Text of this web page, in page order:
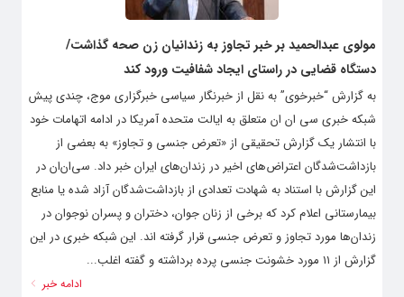
مولوی عبدالحمید بر خبر تجاوز به زندانیان زن صحه گذاشت/
دستگاه قضایی در راستای ایجاد شفافیت ورود کند
به گزارش “خبرخوی” به نقل از خبرنگار سیاسی خبرگزاری موج، چندی پیش
شبکه خبری سی ان ان متعلق به ایالت متحده آمریکا در ادامه اتهامات خود
با انتشار یک گزارش تحقیقی از «تعرض جنسی و تجاوز» به بعضی از
بازداشت‌شدگان اعتراض‌های اخیر در زندان‌های ایران خبر داد. سی‌ان‌ان در
این گزارش با استناد به شهادت تعدادی از بازداشت‌شدگان آزاد شده یا منابع
بیمارستانی اعلام کرد که برخی از زنان جوان، دختران و پسران نوجوان در
زندان‌ها مورد تجاوز و تعرض جنسی قرار گرفته اند. این شبکه خبری در این
گزارش از ۱۱ مورد خشونت جنسی پرده برداشته و گفته اغلب...
ادامه خبر